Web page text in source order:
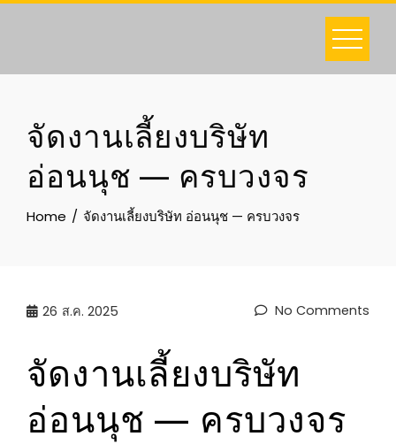
Skip
จัดงานเลี้ยงบริษัท
อ่อนนุช — ครบวงจร
Home จัดงานเลี้ยงบริษัท อ่อนนุช — ครบวงจร
26 ส.ค. 2025 No Comments
จัดงานเลี้ยงบริษัท
อ่อนนุช — ครบวงจร